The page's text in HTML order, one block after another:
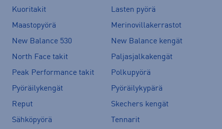
Kuoritakit
Lasten pyörä
Maastopyörä
Merinovillakerrastot
New Balance 530
New Balance kengät
North Face takit
Paljasjalkakengät
Peak Performance takit
Polkupyörä
Pyöräilykengät
Pyöräilykypärä
Reput
Skechers kengät
Sähköpyörä
Tennarit